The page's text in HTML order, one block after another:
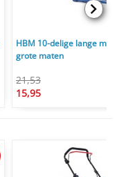
HBM 10-delige lange
grote maten
21,53
15,95